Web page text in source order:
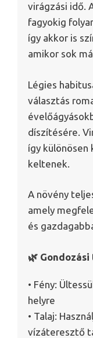
virágzási idő.
fagyokig
így akkor is
amikor sok
Légies
választás
díszítésére.
így
keltenek.
A növény
amely
és
🌿
• Fény:
helyre
• Talaj:
vízáteresztő